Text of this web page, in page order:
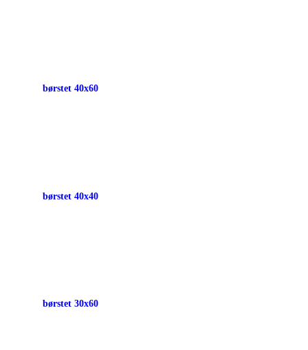
børstet 40x60
børstet 40x40
børstet 30x60